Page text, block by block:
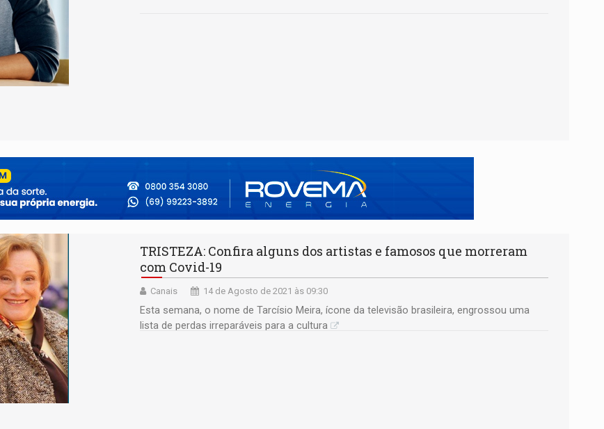
TRISTEZA: Confira alguns dos artistas e famosos que morreram
com Covid-19
Canais 14 de Agosto de 2021 às 09:30
Esta semana, o nome de Tarcísio Meira, ícone da televisão brasileira, engrossou uma
lista de perdas irreparáveis para a cultura